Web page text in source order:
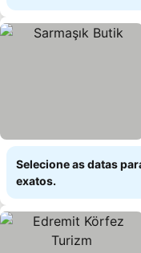
Selecione as datas
exatos.